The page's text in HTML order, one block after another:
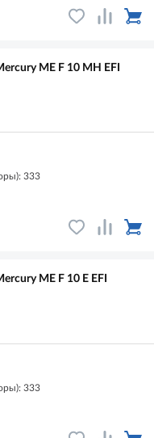
ME F 10 MH EFI
333
ME F 10 E EFI
333